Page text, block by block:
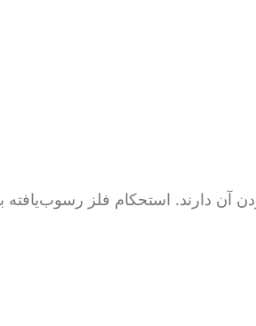
آن دارند. استحکام فلز